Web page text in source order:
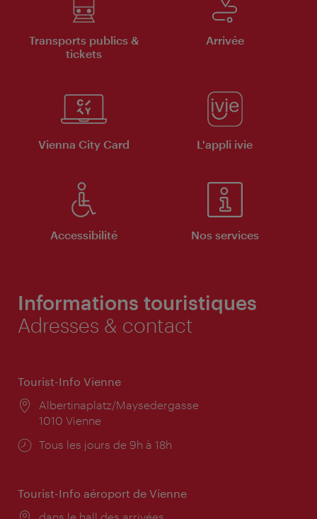
Transports publics &
tickets
Arrivée
Vienna City Card L'appli ivie
Accessibilité Nos services
Informations touristiques
Adresses & contact
Tourist-Info Vienne
Lieu:
Albertinaplatz/Maysedergasse
1010 Vienne
Horaires
Tous les jours de 9h à 18h
Tourist-Info aéroport de Vienne